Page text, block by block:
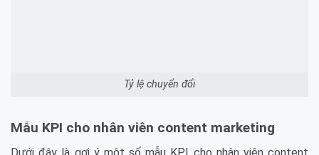
Tỷ lệ chuyển đổi
Mẫu KPI cho nhân viên content marketing
Dưới đây là gợi ý một số mẫu KPI cho nhân viên content